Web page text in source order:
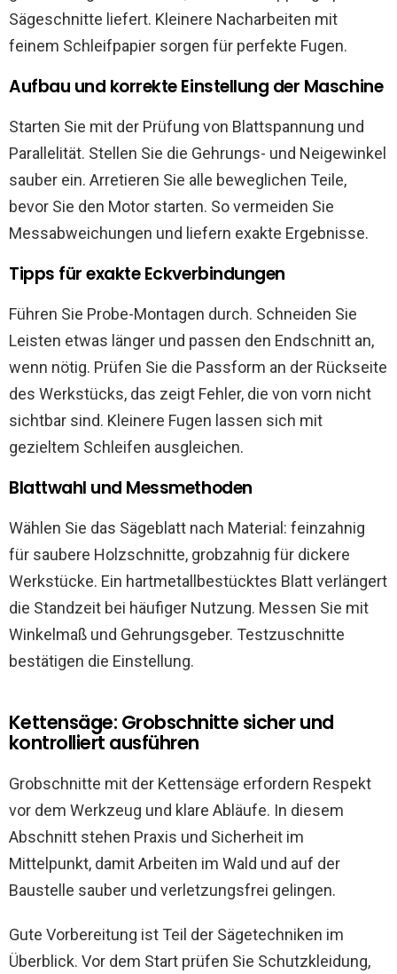
Sägeschnitte liefert. Kleinere Nacharbeiten mit
feinem Schleifpapier sorgen für perfekte Fugen.
Aufbau und korrekte Einstellung der Maschine
Starten Sie mit der Prüfung von Blattspannung und
Parallelität. Stellen Sie die Gehrungs- und Neigewinkel
sauber ein. Arretieren Sie alle beweglichen Teile,
bevor Sie den Motor starten. So vermeiden Sie
Messabweichungen und liefern exakte Ergebnisse.
Tipps für exakte Eckverbindungen
Führen Sie Probe-Montagen durch. Schneiden Sie
Leisten etwas länger und passen den Endschnitt an,
wenn nötig. Prüfen Sie die Passform an der Rückseite
des Werkstücks, das zeigt Fehler, die von vorn nicht
sichtbar sind. Kleinere Fugen lassen sich mit
gezieltem Schleifen ausgleichen.
Blattwahl und Messmethoden
Wählen Sie das Sägeblatt nach Material: feinzahnig
für saubere Holzschnitte, grobzahnig für dickere
Werkstücke. Ein hartmetallbestücktes Blatt verlängert
die Standzeit bei häufiger Nutzung. Messen Sie mit
Winkelmaß und Gehrungsgeber. Testzuschnitte
bestätigen die Einstellung.
Kettensäge: Grobschnitte sicher und
kontrolliert ausführen
Grobschnitte mit der Kettensäge erfordern Respekt
vor dem Werkzeug und klare Abläufe. In diesem
Abschnitt stehen Praxis und Sicherheit im
Mittelpunkt, damit Arbeiten im Wald und auf der
Baustelle sauber und verletzungsfrei gelingen.
Gute Vorbereitung ist Teil der Sägetechniken im
Überblick. Vor dem Start prüfen Sie Schutzkleidung,